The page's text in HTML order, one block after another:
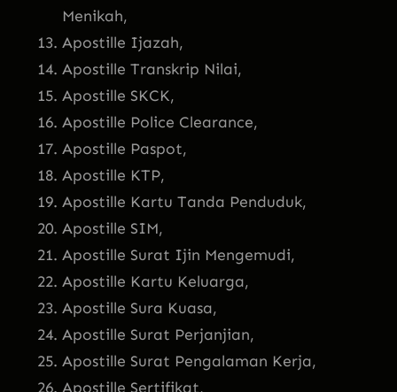
Menikah,
Apostille Ijazah,
Apostille Transkrip Nilai,
Apostille SKCK,
Apostille Police Clearance,
Apostille Paspot,
Apostille KTP,
Apostille Kartu Tanda Penduduk,
Apostille SIM,
Apostille Surat Ijin Mengemudi,
Apostille Kartu Keluarga,
Apostille Sura Kuasa,
Apostille Surat Perjanjian,
Apostille Surat Pengalaman Kerja,
Apostille Sertifikat,